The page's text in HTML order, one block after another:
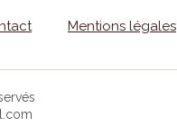
Mentions légales